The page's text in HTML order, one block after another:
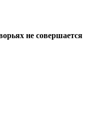
не совершается